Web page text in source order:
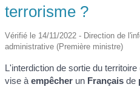
terrorisme ?
Vérifié le 14/11/2022 - Direction de
administrative (Première ministre)
L'interdiction de sortie du
vise àempêcher un Français de